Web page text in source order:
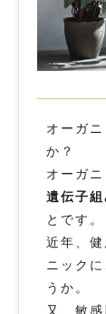
オーガ
か？
オーガニ
遺伝子
とです。
近年、
ニック
うか。
又、敏